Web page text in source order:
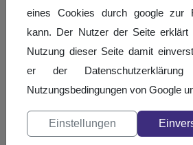
DTV Bundeskader ...
eines Cookies durch google zur
kann. Der Nutzer der Seite
Nutzung dieser Seite damit
er der
Nutzungsbedingungen von Google
Einstellungen